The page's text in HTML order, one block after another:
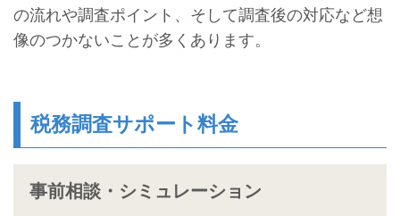
の流れや調査ポイント、そして調査後の対応など想
像のつかないことが多くあります。
税務調査サポート料金
事前相談・シミュレーション